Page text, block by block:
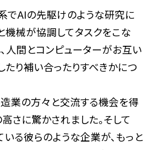
から見る最前線
でAIの先駆けのような研究に
機械が協調してタスクをこな
人間とコンピューターがお互い
たり補い合ったりすべきかにつ
業の方々と交流する機会を得
さに驚かされました。そして
る彼らのような企業が、もっと